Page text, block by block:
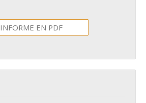
INFORME EN PDF